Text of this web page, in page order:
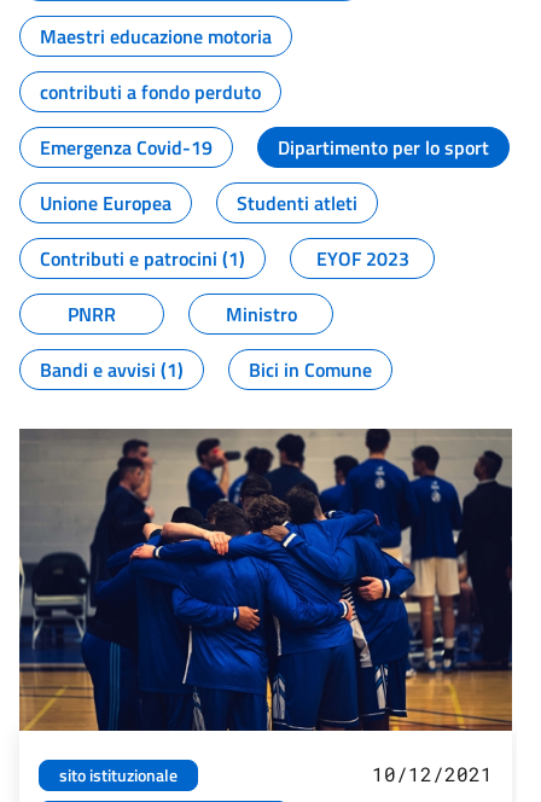
Maestri educazione motoria
contributi a fondo perduto
Emergenza Covid-19
Dipartimento per lo sport
Unione Europea
Studenti atleti
Contributi e patrocini (1)
EYOF 2023
PNRR
Ministro
Bandi e avvisi (1)
Bici in Comune
sito istituzionale
10/12/2021